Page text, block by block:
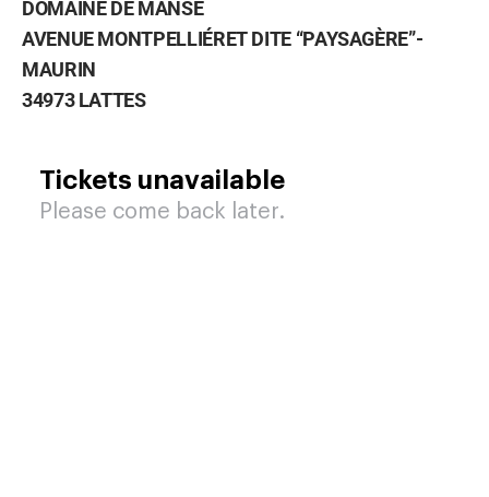
DOMAINE DE MANSE
AVENUE MONTPELLIÉRET DITE “PAYSAGÈRE”-
MAURIN
34973 LATTES